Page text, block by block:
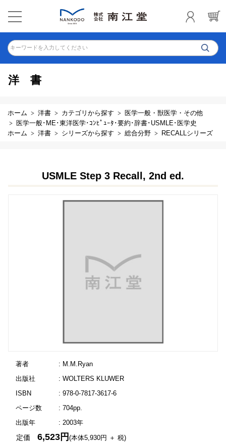
キーワードを入力してください
洋書
ホーム 洋書 カテゴリから探す
医学一般・獣医学・その他
医学一般･ME･東洋医学･ｺﾝﾋﾟｭｰﾀ･要約･辞書･USMLE･医学史
ホーム
洋書 シリーズから探す 総合分野 RECALLシリーズ
USMLE Step 3 Recall, 2nd ed.
著者
: M.M.Ryan
出版社
: WOLTERS KLUWER
ISBN
: 978-0-7817-3617-6
ページ数
: 704pp.
出版年
: 2003年
定価6,523円(本体5,930円 ＋ 税)